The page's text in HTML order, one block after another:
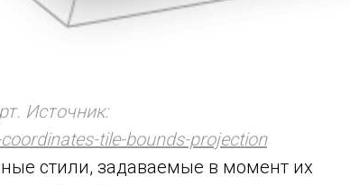
Источник:
tile-bounds-projection
стили, задаваемые в момент их